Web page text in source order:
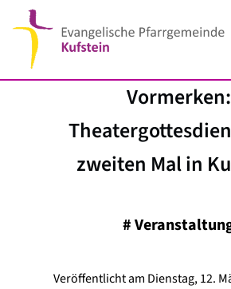
Vormerken:
zweiten Mal in
#
Veröffentlicht am Dienstag, 12.